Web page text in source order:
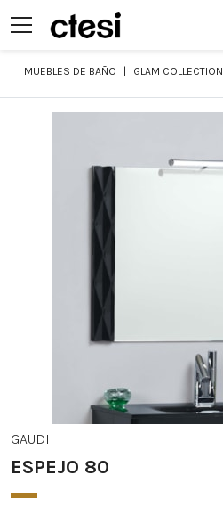
MUEBLES DE BAÑO GLAM COLLECTION
GAUDI
ESPEJO 80